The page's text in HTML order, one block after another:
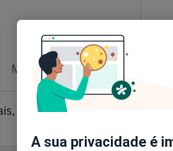
Morada 3
2, Caparica
A sua privacidade é